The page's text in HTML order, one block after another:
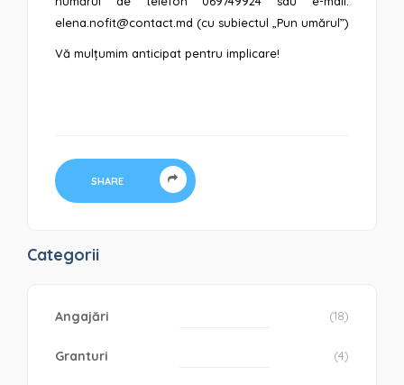
Categorii
Angajări (18)
Granturi (4)
elena.nofit@contact.md (cu subiectul „Pun umărul”)
Vă mulțumim anticipat pentru implicare!
SHARE